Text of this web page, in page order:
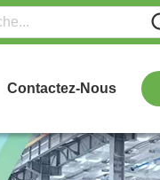
Contactez-Nous